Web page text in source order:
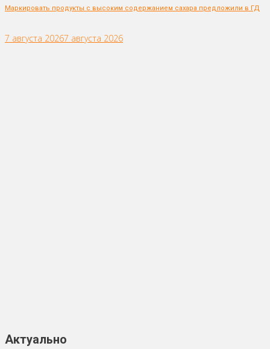
Маркировать продукты с высоким содержанием сахара предложили в ГД
7 августа 20267 августа 2026
Актуально